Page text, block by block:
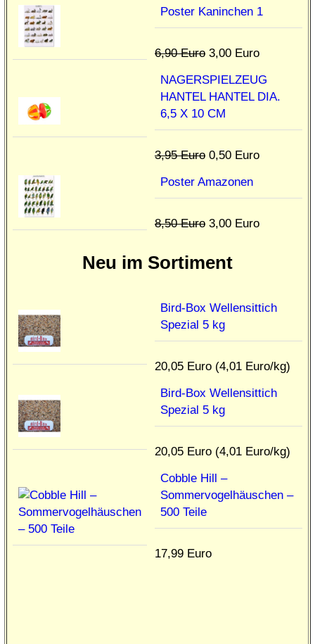
Poster Kaninchen 1
6,90 Euro 3,00 Euro
NAGERSPIELZEUG
HANTEL HANTEL DIA.
6,5 X 10 CM
3,95 Euro 0,50 Euro
Poster Amazonen
8,50 Euro 3,00 Euro
Neu im Sortiment
Bird-Box Wellensittich
Spezial 5 kg
20,05 Euro (4,01 Euro/kg)
Bird-Box Wellensittich
Spezial 5 kg
20,05 Euro (4,01 Euro/kg)
Cobble Hill –
Sommervogelhäuschen –
500 Teile
17,99 Euro